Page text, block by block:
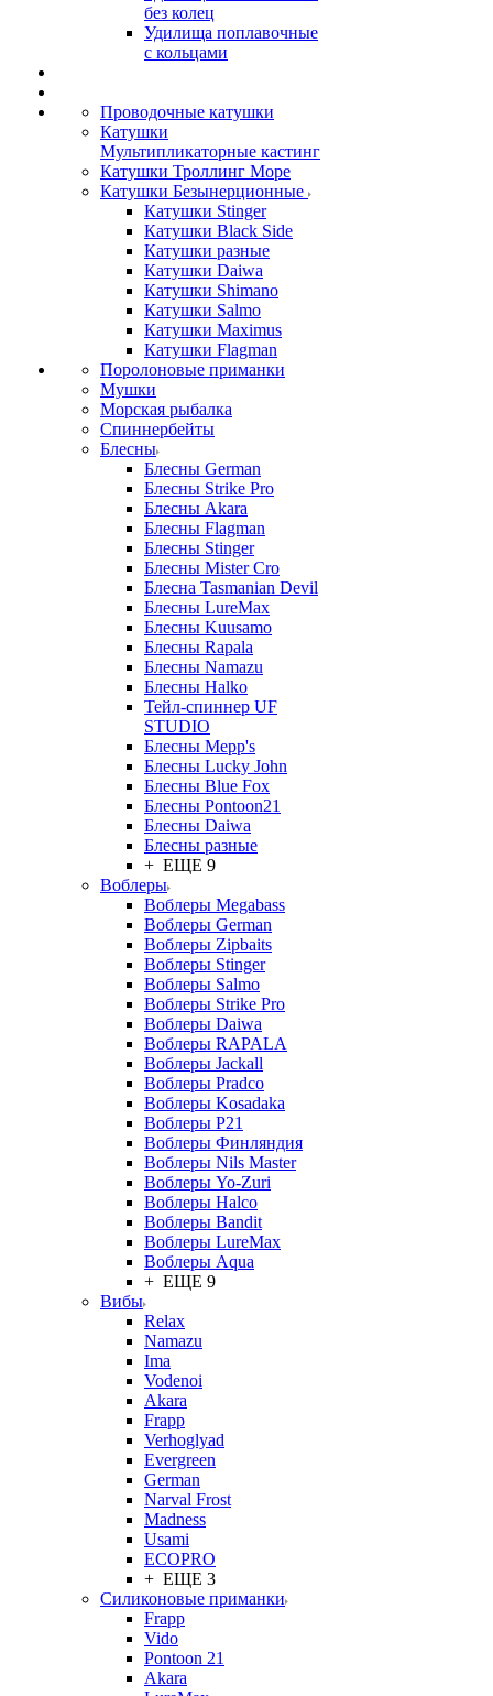
без колец
Удилища поплавочные
с кольцами
Проводочные катушки
Катушки
Мультипликаторные кастинг
Катушки Троллинг Море
Катушки Безынерционные
Катушки Stinger
Катушки Black Side
Катушки разные
Катушки Daiwa
Катушки Shimano
Катушки Salmo
Катушки Maximus
Катушки Flagman
Поролоновые приманки
Мушки
Морская рыбалка
Спиннербейты
Блесны
Блесны German
Блесны Strike Pro
Блесны Akara
Блесны Flagman
Блесны Stinger
Блесны Mister Cro
Блесна Tasmanian Devil
Блесны LureMax
Блесны Kuusamo
Блесны Rapala
Блесны Namazu
Блесны Halko
Тейл-спиннер UF
STUDIO
Блесны Mepp's
Блесны Lucky John
Блесны Blue Fox
Блесны Pontoon21
Блесны Daiwa
Блесны разные
+ ЕЩЕ 9
Воблеры
Воблеры Megabass
Воблеры German
Воблеры Zipbaits
Воблеры Stinger
Воблеры Salmo
Воблеры Strike Pro
Воблеры Daiwa
Воблеры RAPALA
Воблеры Jackall
Воблеры Pradco
Воблеры Kosadaka
Воблеры P21
Воблеры Финляндия
Воблеры Nils Master
Воблеры Yo-Zuri
Воблеры Halco
Воблеры Bandit
Воблеры LureMax
Воблеры Aqua
+ ЕЩЕ 9
Вибы
Relax
Namazu
Ima
Vodenoi
Akara
Frapp
Verhoglyad
Evergreen
German
Narval Frost
Madness
Usami
ECOPRO
+ ЕЩЕ 3
Силиконовые приманки
Frapp
Vido
Pontoon 21
Akara